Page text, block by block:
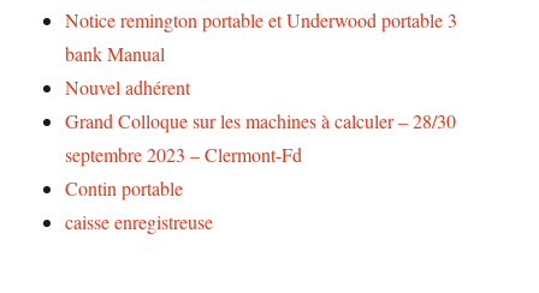
Notice remington portable et Underwood portable 3
bank Manual
Nouvel adhérent
Grand Colloque sur les machines à calculer – 28/30
septembre 2023 – Clermont-Fd
Contin portable
caisse enregistreuse